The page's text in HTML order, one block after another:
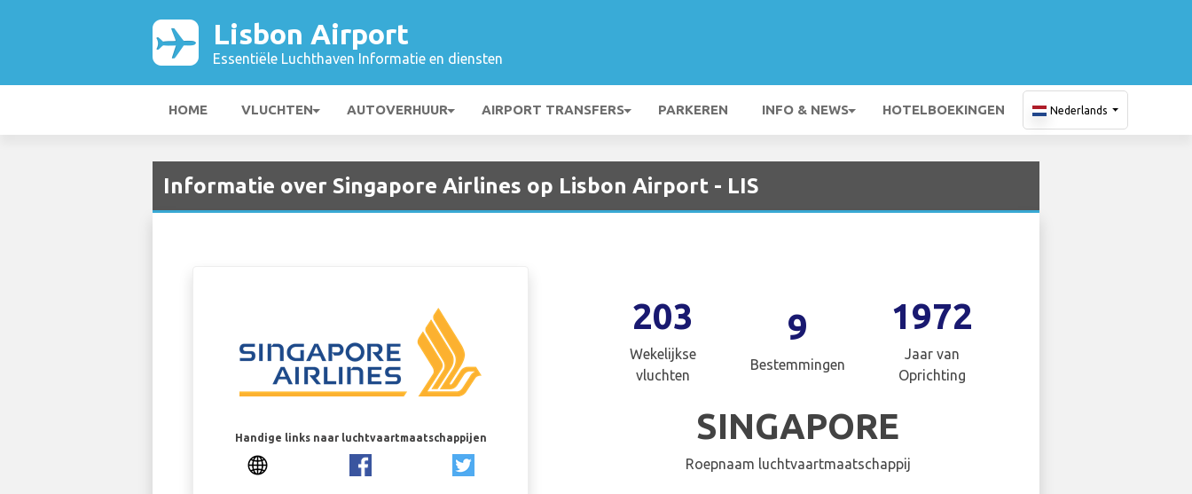
Lisbon Airport
Essentiële Luchthaven Informatie en diensten
HOME VLUCHTEN AUTOVERHUUR AIRPORT TRANSFERS PARKEREN INFO & NEWS HOTELBOEKINGEN Nederlands
Informatie over Singapore Airlines op Lisbon Airport - LIS
Handige links naar luchtvaartmaatschappijen
203
Wekelijkse
vluchten
9
Bestemmingen
1972
Jaar van
Oprichting
SINGAPORE
Roepnaam luchtvaartmaatschappij